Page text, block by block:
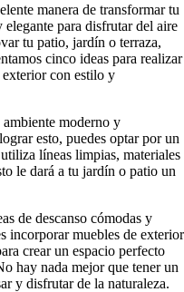
manera de transformar tu
para disfrutar del aire
tu patio, jardín o terraza,
cinco ideas para realizar
con estilo y
moderno y
esto, puedes optar por un
líneas limpias, materiales
le dará a tu jardín o patio un
de descanso cómodas y
incorporar muebles de exterior
crear un espacio perfecto
hay nada mejor que tener un
y disfrutar de la naturaleza.